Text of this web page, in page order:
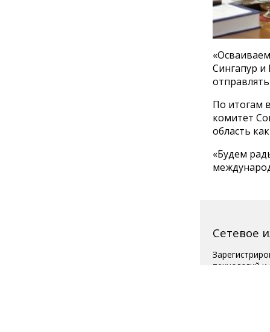
Сингапур
По итогам
комитет
область
«Будем
Сетевое
технологий